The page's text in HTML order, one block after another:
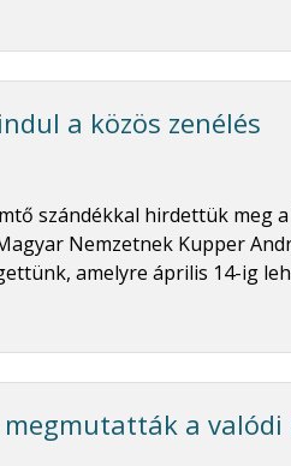
a közös zenélés
szándékkal hirdettük meg
Nemzetnek Kupper
amelyre április 14-ig
megmutatták a